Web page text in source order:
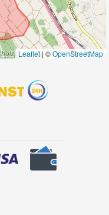
Leaflet| ©OpenStreetMap